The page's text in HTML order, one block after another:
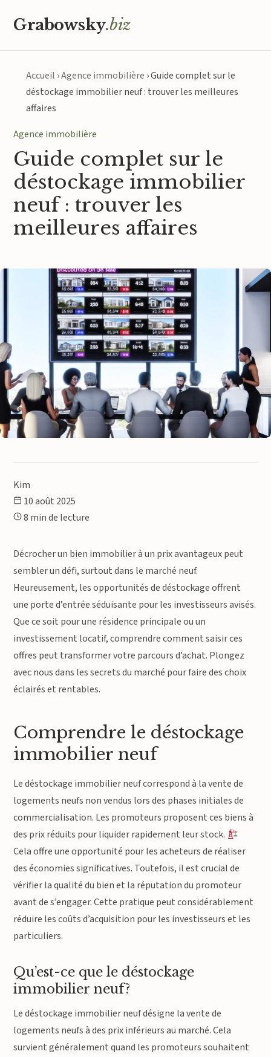
Grabowsky.biz
Accueil ›Agence immobilière ›Guide complet sur le
déstockage immobilier neuf : trouver les meilleures
affaires
Agence immobilière
Guide complet sur le
déstockage immobilier
neuf : trouver les
meilleures affaires
Kim
10 août 2025
8 min de lecture
Décrocher un bien immobilier à un prix avantageux peut
sembler un défi, surtout dans le marché neuf.
Heureusement, les opportunités de déstockage offrent
une porte d’entrée séduisante pour les investisseurs avisés.
Que ce soit pour une résidence principale ou un
investissement locatif, comprendre comment saisir ces
offres peut transformer votre parcours d’achat. Plongez
avec nous dans les secrets du marché pour faire des choix
éclairés et rentables.
Comprendre le déstockage
immobilier neuf
Le déstockage immobilier neuf correspond à la vente de
logements neufs non vendus lors des phases initiales de
commercialisation. Les promoteurs proposent ces biens à
des prix réduits pour liquider rapidement leur stock.
Cela offre une opportunité pour les acheteurs de réaliser
des économies significatives. Toutefois, il est crucial de
vérifier la qualité du bien et la réputation du promoteur
avant de s’engager. Cette pratique peut considérablement
réduire les coûts d’acquisition pour les investisseurs et les
particuliers.
Qu’est-ce que le déstockage
immobilier neuf?
Le déstockage immobilier neuf désigne la vente de
logements neufs à des prix inférieurs au marché. Cela
survient généralement quand les promoteurs souhaitent